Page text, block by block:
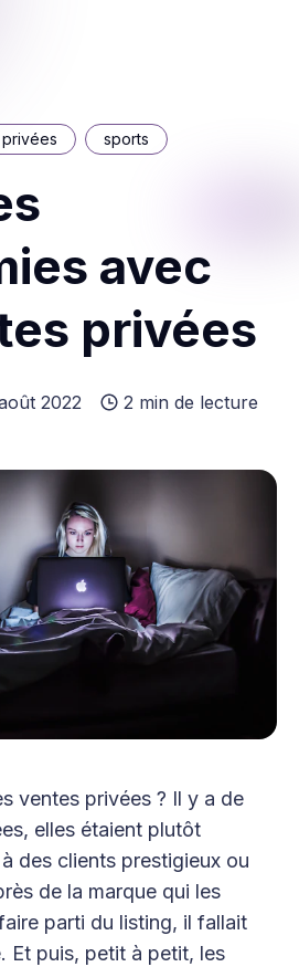
sports
avec
privées
2022 2 min de lecture
ventes privées ? Il y a de
elles étaient plutôt
des clients prestigieux ou
de la marque qui les
parti du listing, il fallait
Et puis, petit à petit, les